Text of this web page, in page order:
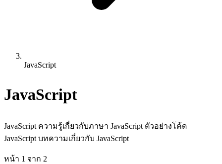
JavaScript
JavaScript
JavaScript ความรู้เกี่ยวกับภาษา JavaScript ตัวอย่างโค้ด
JavaScript บทความเกี่ยวกับ JavaScript
หน้า 1 จาก 2